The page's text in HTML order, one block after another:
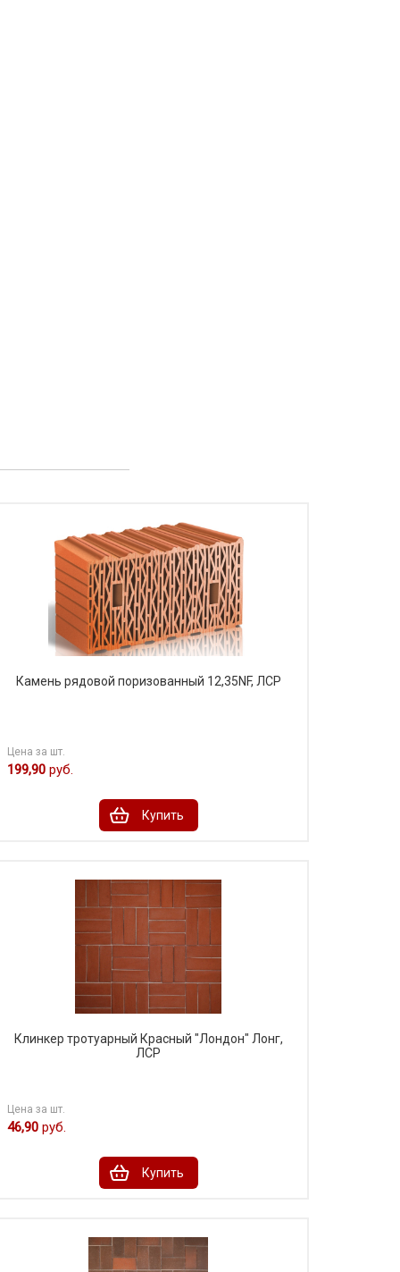
Камень рядовой поризованный 12,35NF, ЛСР
Цена за шт.
199,90 руб.
Купить
Клинкер тротуарный Красный "Лондон" Лонг,
ЛСР
Цена за шт.
46,90 руб.
Купить